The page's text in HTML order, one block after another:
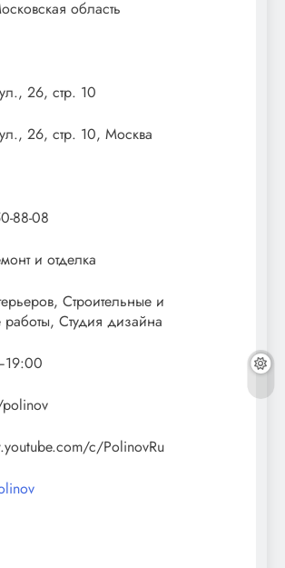
область
26, стр. 10
26, стр. 10, Москва
88-08
и отделка
Строительные и
работы, Студия дизайна
c/PolinovRu